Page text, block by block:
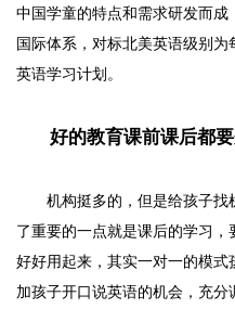
中国学童的特点和需求研发而
国际体系，对标北美英语级别
英语学习计划。
好的教育课前课后都
机构挺多的，但是给孩子找
了重要的一点就是课后的学习
好好用起来，其实一对一的模
加孩子开口说英语的机会，充